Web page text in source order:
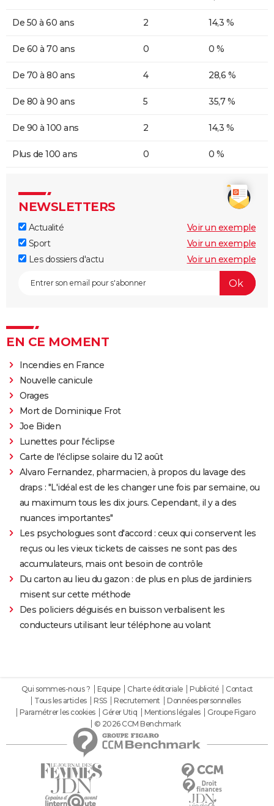
De 50 à 60 ans 2 14,3 %
De 60 à 70 ans 0 0 %
De 70 à 80 ans 4 28,6 %
De 80 à 90 ans 5 35,7 %
De 90 à 100 ans 2 14,3 %
Plus de 100 ans 0 0 %
NEWSLETTERS
Actualité
Voir un exemple
Sport
Voir un exemple
Les dossiers d'actu
Voir un exemple
EN CE MOMENT
Incendies en France
Nouvelle canicule
Orages
Mort de Dominique Frot
Joe Biden
Lunettes pour l'éclipse
Carte de l'éclipse solaire du 12 août
Alvaro Fernandez, pharmacien, à propos du lavage des
draps : "L'idéal est de les changer une fois par semaine, ou
au maximum tous les dix jours. Cependant, il y a des
nuances importantes"
Les psychologues sont d'accord : ceux qui conservent les
reçus ou les vieux tickets de caisses ne sont pas des
accumulateurs, mais ont besoin de contrôle
Du carton au lieu du gazon : de plus en plus de jardiniers
misent sur cette méthode
Des policiers déguisés en buisson verbalisent les
conducteurs utilisant leur téléphone au volant
Qui sommes-nous ? Equipe Charte éditoriale Publicité
Contact
Tous les articles
RSS Recrutement
Données personnelles
Paramétrer les cookies
Gérer Utiq Mentions légales
Groupe Figaro
© 2026 CCM Benchmark